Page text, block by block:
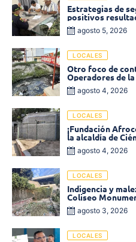
Estrategias de
positivos
disminuyó un
agosto 5, 2026
LOCALES
Otro foco de
Operadores de
de la calle 19 con
agosto 4, 2026
LOCALES
¡Fundación
la alcaldía de
limpieza de la
Monumental
agosto 4, 2026
LOCALES
Indigencia y
Coliseo
inmediata!
agosto 3, 2026
LOCALES